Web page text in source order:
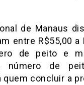
de Manaus
entre R$55,00 a
de peito e
número de
quem concluir a